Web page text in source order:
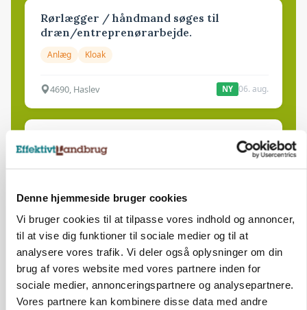
Denne hjemmeside bruger cookies
Vi bruger cookies til at tilpasse vores indhold og annoncer,
til at vise dig funktioner til sociale medier og til at
analysere vores trafik. Vi deler også oplysninger om din
brug af vores website med vores partnere inden for
sociale medier, annonceringspartnere og analysepartnere.
Vores partnere kan kombinere disse data med andre
Rørlægger / håndmand søges til
dræn/entreprenørarbejde.
Anlæg Kloak
4690, Haslev NY 06. aug.
Lastbilchauffør søges til Henrik Haves
Maskinstation
Medarbejdere til griseproduktion
Grise